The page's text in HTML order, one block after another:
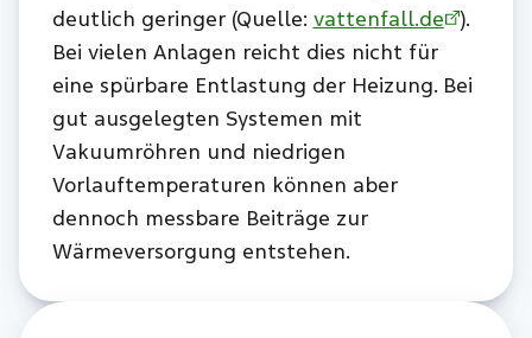
deutlich geringer (Quelle: vattenfall.de
).
Bei vielen Anlagen reicht dies nicht für
eine spürbare Entlastung der Heizung. Bei
gut ausgelegten Systemen mit
Vakuumröhren und niedrigen
Vorlauftemperaturen können aber
dennoch messbare Beiträge zur
Wärmeversorgung entstehen.